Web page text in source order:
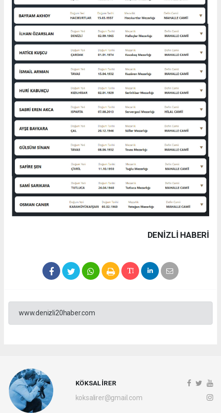
DENIZLI HABERİ
www.denizli20haber.com
KÖKSAL İRER
koksalirer@gmail.com